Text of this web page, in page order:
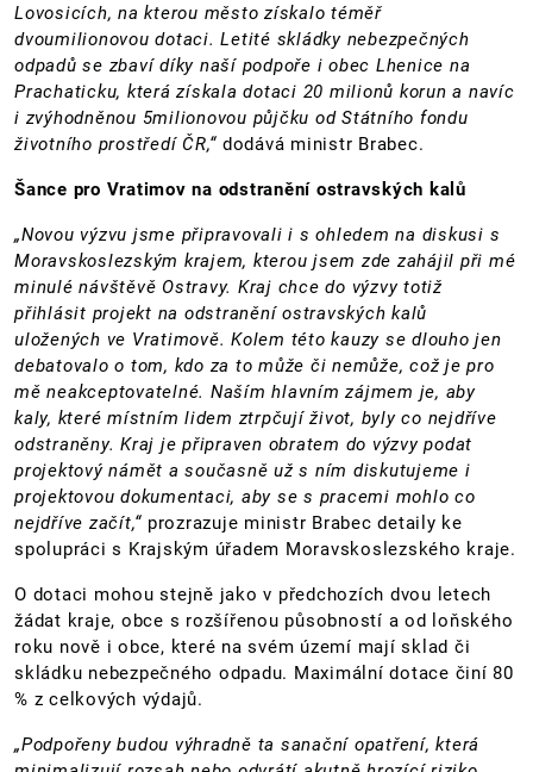
Lovosicích, na kterou město získalo téměř
dvoumilionovou dotaci. Letité skládky nebezpečných
odpadů se zbaví díky naší podpoře i obec Lhenice na
Prachaticku, která získala dotaci 20 milionů korun a navíc
i zvýhodněnou 5milionovou půjčku od Státního fondu
životního prostředí ČR,“ dodává ministr Brabec.
Šance pro Vratimov na odstranění ostravských kalů
„Novou výzvu jsme připravovali i s ohledem na diskusi s
Moravskoslezským krajem, kterou jsem zde zahájil při mé
minulé návštěvě Ostravy. Kraj chce do výzvy totiž
přihlásit projekt na odstranění ostravských kalů
uložených ve Vratimově. Kolem této kauzy se dlouho jen
debatovalo o tom, kdo za to může či nemůže, což je pro
mě neakceptovatelné. Naším hlavním zájmem je, aby
kaly, které místním lidem ztrpčují život, byly co nejdříve
odstraněny. Kraj je připraven obratem do výzvy podat
projektový námět a současně už s ním diskutujeme i
projektovou dokumentaci, aby se s pracemi mohlo co
nejdříve začít,“ prozrazuje ministr Brabec detaily ke
spolupráci s Krajským úřadem Moravskoslezského kraje.
O dotaci mohou stejně jako v předchozích dvou letech
žádat kraje, obce s rozšířenou působností a od loňského
roku nově i obce, které na svém území mají sklad či
skládku nebezpečného odpadu. Maximální dotace činí 80
% z celkových výdajů.
„Podpořeny budou výhradně ta sanační opatření, která